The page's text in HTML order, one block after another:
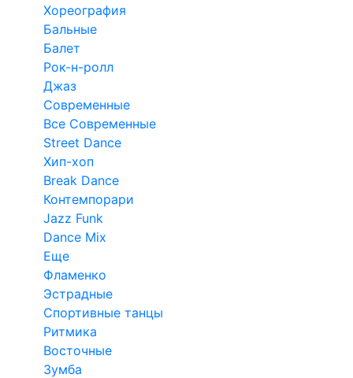
Хореография
Бальные
Балет
Рок-н-ролл
Джаз
Современные
Все Современные
Street Dance
Хип-хоп
Break Dance
Контемпорари
Jazz Funk
Dance Mix
Еще
Фламенко
Эстрадные
Спортивные танцы
Ритмика
Восточные
Зумба